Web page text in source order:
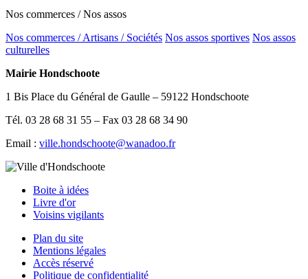
Nos commerces / Nos assos
Nos commerces / Artisans / Sociétés Nos assos sportives Nos assos
culturelles
Mairie Hondschoote
1 Bis Place du Général de Gaulle – 59122 Hondschoote
Tél. 03 28 68 31 55 – Fax 03 28 68 34 90
Email : ville.hondschoote@wanadoo.fr
Boite à idées
Livre d'or
Voisins vigilants
Plan du site
Mentions légales
Accès réservé
Politique de confidentialité